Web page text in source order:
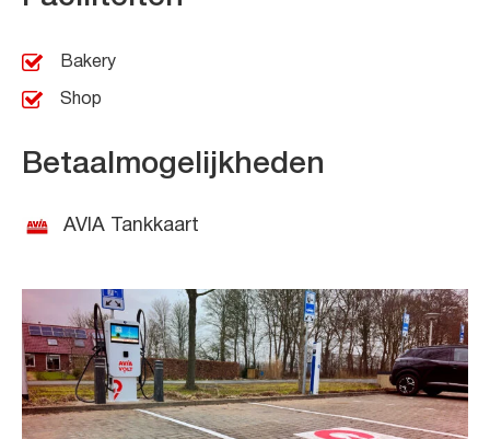
Bakery
Shop
Betaalmogelijkheden
AVIA Tankkaart